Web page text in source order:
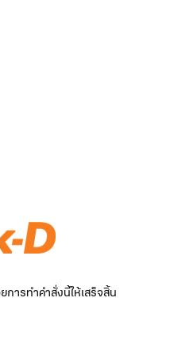
ารทำคำสั่งนี้ให้เสร็จสิ้น